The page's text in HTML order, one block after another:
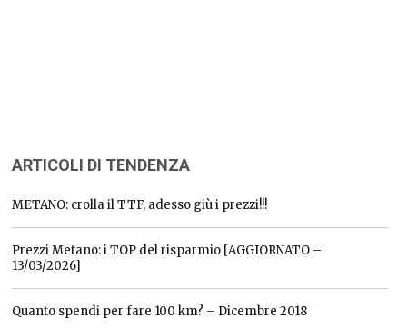
ARTICOLI DI TENDENZA
METANO: crolla il TTF, adesso giù i prezzi!!!
Prezzi Metano: i TOP del risparmio [AGGIORNATO –
13/03/2026]
Quanto spendi per fare 100 km? – Dicembre 2018